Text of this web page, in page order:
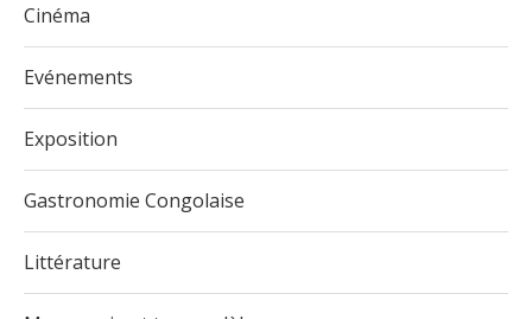
Cinéma
Evénements
Exposition
Gastronomie Congolaise
Littérature